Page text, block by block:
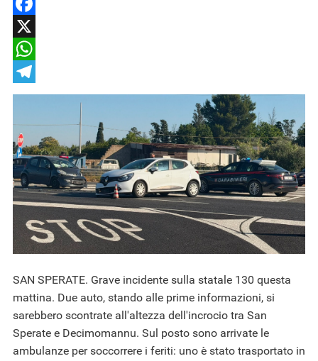
Facebook
X
WhatsApp
Telegram
SAN SPERATE. Grave incidente sulla statale 130 questa
mattina. Due auto, stando alle prime informazioni, si
sarebbero scontrate all'altezza dell'incrocio tra San
Sperate e Decimomannu. Sul posto sono arrivate le
ambulanze per soccorrere i feriti: uno è stato trasportato in